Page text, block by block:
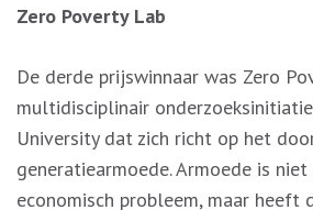
Zero Poverty Lab
De derde prijswinnaar was Zero
multidisciplinair
University dat zich richt op het
generatiearmoede. Armoede is
economisch probleem, maar heeft